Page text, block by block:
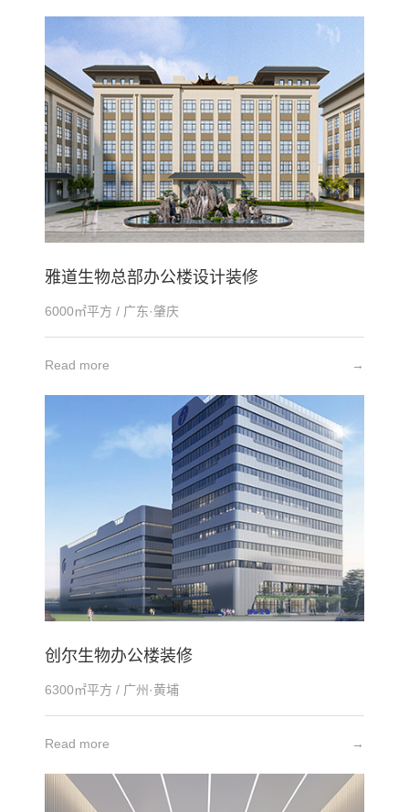
雅道生物总部办公楼设计装修
6000㎡平方 / 广东·肇庆
→
Read more
创尔生物办公楼装修
6300㎡平方 / 广州·黄埔
→
Read more